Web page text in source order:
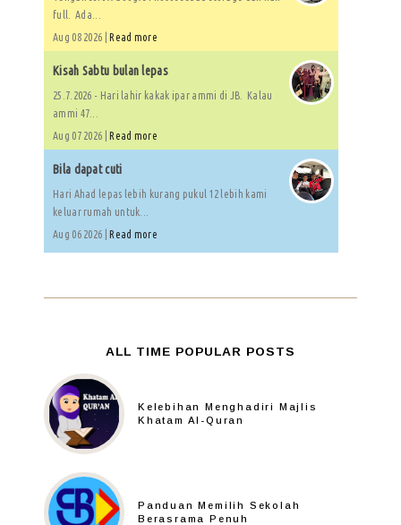
full. Ada...
Aug 08 2026 |Read more
Kisah Sabtu bulan lepas
25.7.2026 - Hari lahir kakak ipar ammi di JB. Kalau
ammi 47...
Aug 07 2026 |Read more
Bila dapat cuti
Hari Ahad lepas lebih kurang pukul 12 lebih kami
keluar rumah untuk...
Aug 06 2026 |Read more
ALL TIME POPULAR POSTS
Kelebihan Menghadiri Majlis
Khatam Al-Quran
Panduan Memilih Sekolah
Berasrama Penuh